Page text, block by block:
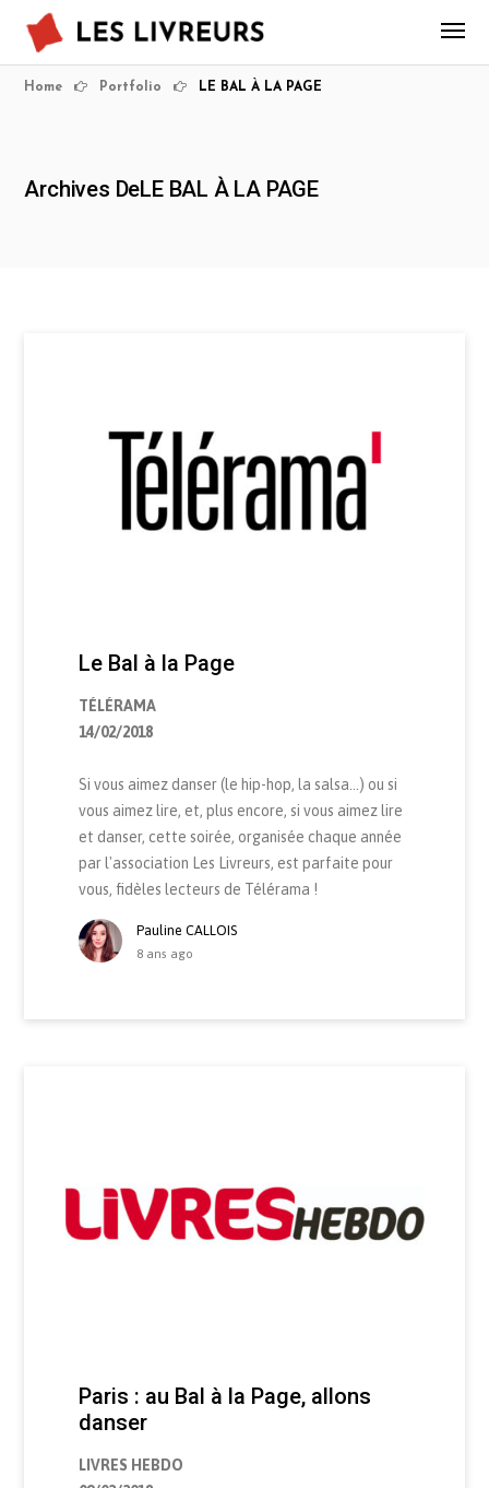
Home Portfolio LE BAL À LA PAGE
Archives DeLE BAL À LA PAGE
Le Bal à la Page
TÉLÉRAMA
14/02/2018
Si vous aimez danser (le hip-hop, la salsa…) ou si
vous aimez lire, et, plus encore, si vous aimez lire
et danser, cette soirée, organisée chaque année
par l'association Les Livreurs, est parfaite pour
vous, fidèles lecteurs de Télérama !
Pauline CALLOIS
8 ans ago
Paris : au Bal à la Page, allons
danser
LIVRES HEBDO